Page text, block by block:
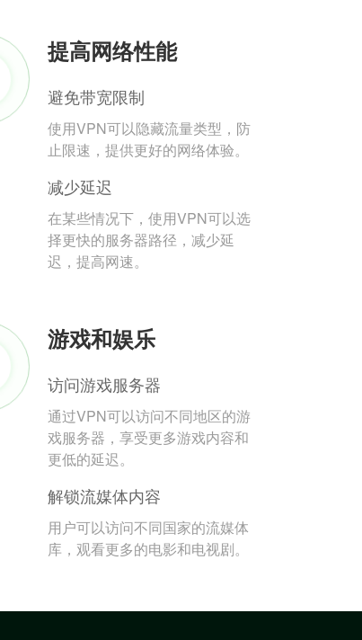
提高网络性能
避免带宽限制
使用VPN可以隐藏流量类型，防
止限速，提供更好的网络体验。
减少延迟
在某些情况下，使用VPN可以选
择更快的服务器路径，减少延
迟，提高网速。
游戏和娱乐
访问游戏服务器
通过VPN可以访问不同地区的游
戏服务器，享受更多游戏内容和
更低的延迟。
解锁流媒体内容
用户可以访问不同国家的流媒体
库，观看更多的电影和电视剧。